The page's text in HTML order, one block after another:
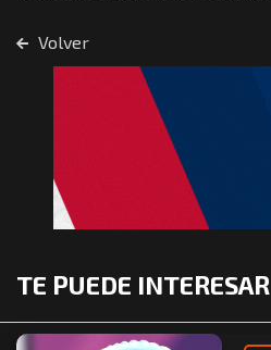
Volver
TE PUEDE INTERESAR